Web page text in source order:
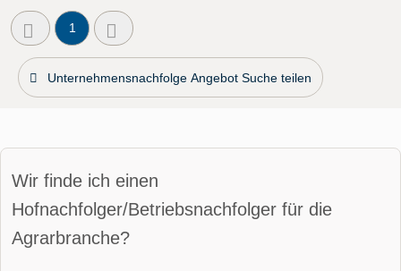
1
Unternehmensnachfolge Angebot Suche teilen
Wir finde ich einen
Hofnachfolger/Betriebsnachfolger für die
Agrarbranche?